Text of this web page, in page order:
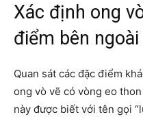
Xác định ong
điểm bên ngoài
Quan sát các đặc điểm
ong vò vẽ có vòng eo
này được biết với tên gọi